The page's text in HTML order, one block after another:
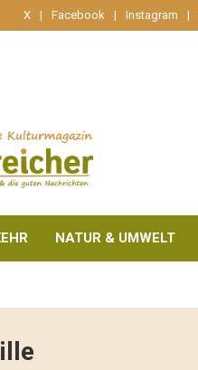
X Facebook Instagram
NATUR & UMWELT